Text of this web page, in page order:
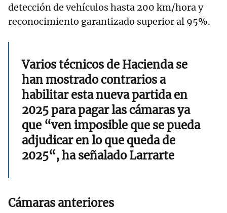
detección de vehículos hasta 200 km/hora y
reconocimiento garantizado superior al 95%.
Varios técnicos de Hacienda se
han mostrado contrarios a
habilitar esta nueva partida en
2025 para pagar las cámaras ya
que “ven imposible que se pueda
adjudicar en lo que queda de
2025“, ha señalado Larrarte
Cámaras anteriores